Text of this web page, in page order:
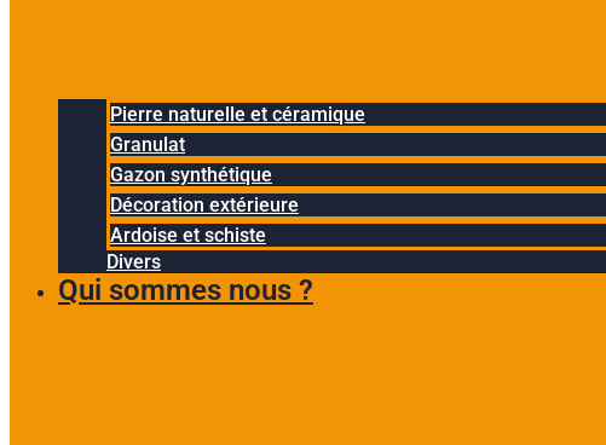
Pierre naturelle et céramique
Granulat
Gazon synthétique
Décoration extérieure
Ardoise et schiste
Divers
Qui sommes nous ?